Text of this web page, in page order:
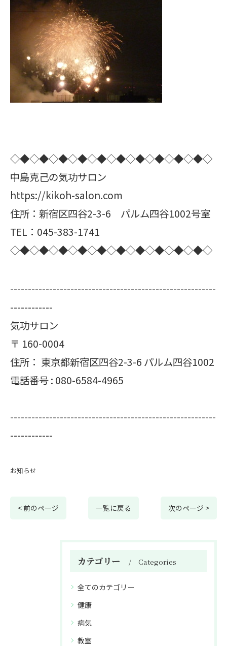
◇◆◇◆◇◆◇◆◇◆◇◆◇◆◇◆◇◆◇◆◇
中島克己の気功サロン
https://kikoh-salon.com
住所：新宿区四谷2-3-6 パルム四谷1002号室
TEL：045-383-1741
◇◆◇◆◇◆◇◆◇◆◇◆◇◆◇◆◇◆◇◆◇
----------------------------------------------------------
------------
気功サロン
〒 160-0004
住所： 東京都新宿区四谷2-3-6 パルム四谷1002
電話番号 : 080-6584-4965
----------------------------------------------------------
------------
お知らせ
< 前のページ 一覧に戻る 次のページ >
カテゴリー Categories
全てのカテゴリー
健康
病気
教室